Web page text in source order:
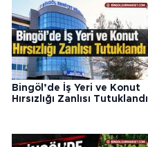
Bingöl’de İş Yeri ve Konut
Hırsızlığı Zanlısı Tutuklandı